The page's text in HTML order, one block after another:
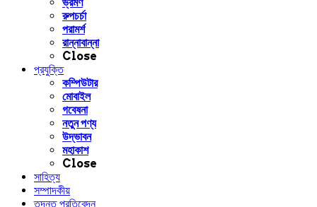
রুপচর্চা
পরামর্শ
রান্নাবান্না
Close
প্রযুক্তি
কম্পিউটার
মোবাইল
গবেষনা
নতুন পণ্য
উদ্ভাবন
মহাকাশ
Close
সাহিত্য
সম্পাদকীয়
তদন্ত প্রতিবেদন